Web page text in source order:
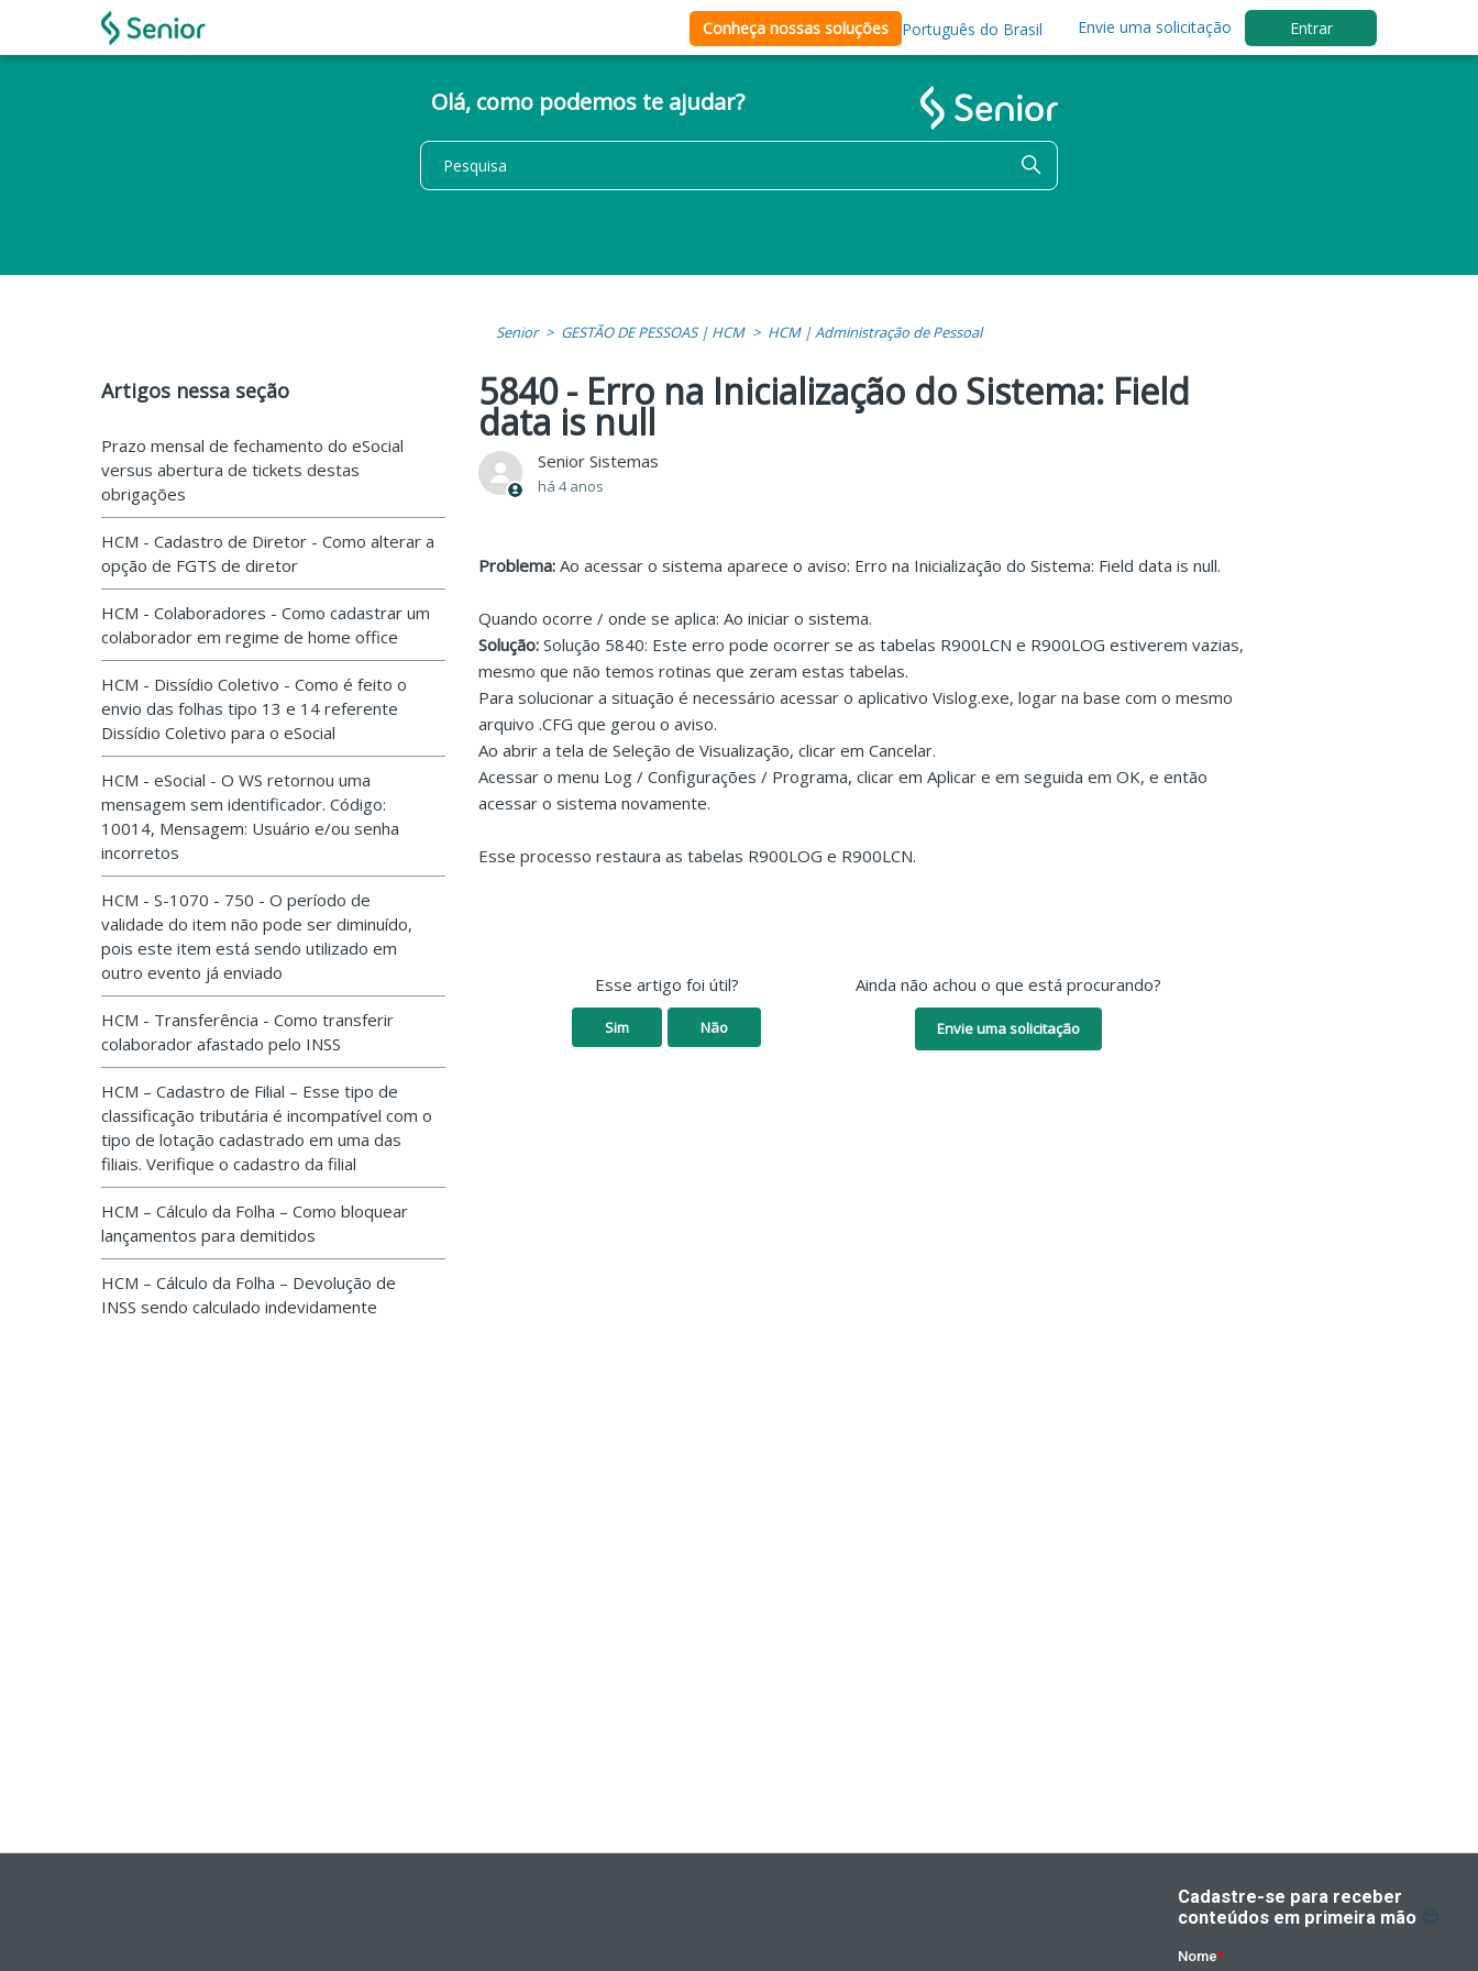
Conheça nossas soluções Português do Brasil Envie uma solicitação Entrar
Olá, como podemos te ajudar?
Senior GESTÃO DE PESSOAS | HCM HCM | Administração de Pessoal
Artigos nessa seção
Prazo mensal de fechamento do eSocial
versus abertura de tickets destas
obrigações
HCM - Cadastro de Diretor - Como alterar a
opção de FGTS de diretor
HCM - Colaboradores - Como cadastrar um
colaborador em regime de home office
HCM - Dissídio Coletivo - Como é feito o
envio das folhas tipo 13 e 14 referente
Dissídio Coletivo para o eSocial
HCM - eSocial - O WS retornou uma
mensagem sem identificador. Código:
10014, Mensagem: Usuário e/ou senha
incorretos
HCM - S-1070 - 750 - O período de
validade do item não pode ser diminuído,
pois este item está sendo utilizado em
outro evento já enviado
HCM - Transferência - Como transferir
colaborador afastado pelo INSS
HCM – Cadastro de Filial – Esse tipo de
classificação tributária é incompatível com o
tipo de lotação cadastrado em uma das
filiais. Verifique o cadastro da filial
HCM – Cálculo da Folha – Como bloquear
lançamentos para demitidos
HCM – Cálculo da Folha – Devolução de
INSS sendo calculado indevidamente
5840 - Erro na Inicialização do Sistema: Field
data is null
Senior Sistemas
há 4 anos
Problema:Ao acessar o sistema aparece o aviso: Erro na Inicialização do Sistema: Field data is null.
Quando ocorre / onde se aplica: Ao iniciar o sistema.
Solução:Solução 5840: Este erro pode ocorrer se as tabelas R900LCN e R900LOG estiverem vazias,
mesmo que não temos rotinas que zeram estas tabelas.
Para solucionar a situação é necessário acessar o aplicativo Vislog.exe, logar na base com o mesmo
arquivo .CFG que gerou o aviso.
Ao abrir a tela de Seleção de Visualização, clicar em Cancelar.
Acessar o menu Log / Configurações / Programa, clicar em Aplicar e em seguida em OK, e então
acessar o sistema novamente.
Esse processo restaura as tabelas R900LOG e R900LCN.
Esse artigo foi útil?
Sim Não
Ainda não achou o que está procurando?
Envie uma solicitação